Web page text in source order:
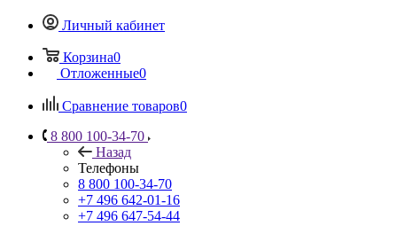
Личный кабинет
Корзина0
Отложенные0
Сравнение товаров0
8 800 100-34-70
Назад
Телефоны
8 800 100-34-70
+7 496 642-01-16
+7 496 647-54-44